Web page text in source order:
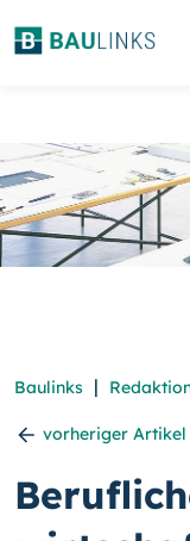
Baulinks |
vorheriger Artikel